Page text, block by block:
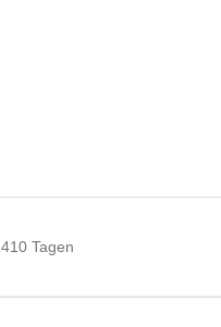
Tagen